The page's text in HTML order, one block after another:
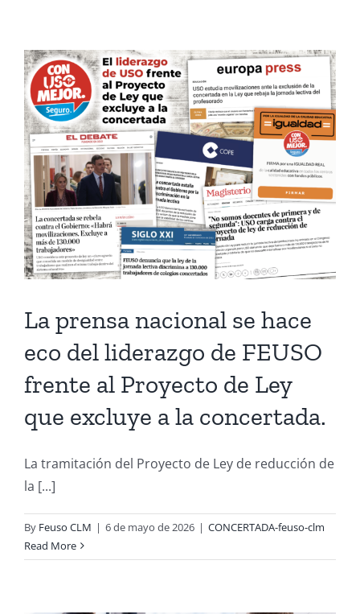
La prensa nacional se hace
eco del liderazgo de FEUSO
frente al Proyecto de Ley
que excluye a la concertada.
La tramitación del Proyecto de Ley de reducción de
la [...]
By Feuso CLM | 6 de mayo de 2026 | CONCERTADA-feuso-clm
Read More